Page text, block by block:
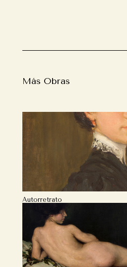
Más Obras
Autorretrato